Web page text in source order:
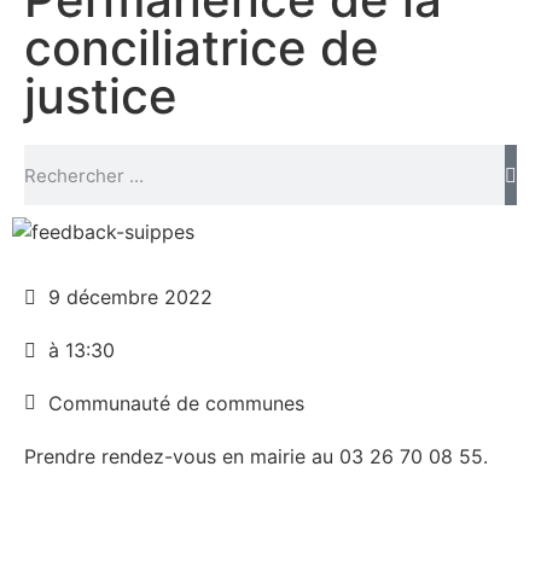
conciliatrice de
justice
Prendre rendez-vous en mairie au 03 26 70 08 55.
9 décembre 2022
à 13:30
Communauté de communes